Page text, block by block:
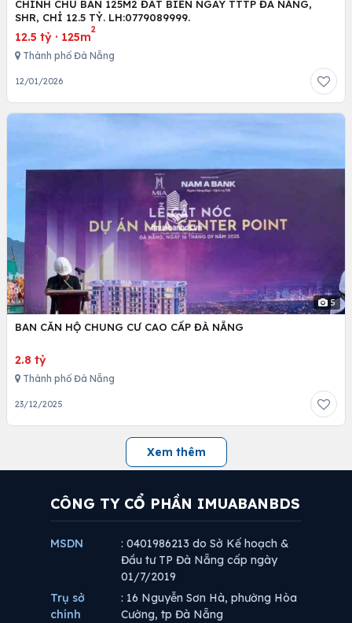
CHÍNH CHỦ BÁN 125M2 ĐẤT BIỂN NGAY TTTP ĐÀ NẴNG,
SHR, CHỈ 12.5 TỶ. LH:0779089999.
12.5 tỷ · 125m
2
Thành phố Đà Nẵng
12/01/2026
5
BAN CĂN HỘ CHUNG CƯ CAO CẤP ĐÀ NẴNG
2.8 tỷ
Thành phố Đà Nẵng
23/12/2025
Xem thêm
CÔNG TY CỔ PHẦN IMUABANBDS
MSDN
: 0401986213 do Sở Kế hoạch &
Đầu tư TP Đà Nẵng cấp ngày
01/7/2019
Trụ sở
chính
: 16 Nguyễn Sơn Hà, phường Hòa
Cường, tp Đà Nẵng